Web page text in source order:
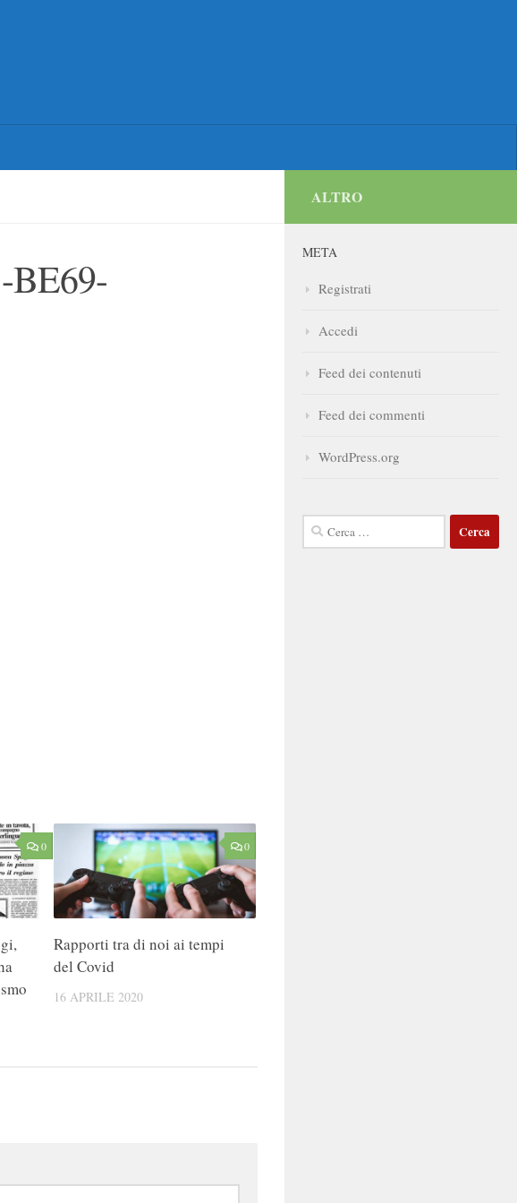
BE69-
0 0
Rapporti tra di noi ai tempi
del Covid
16 APRILE 2020
ALTRO
META
Registrati
Accedi
Feed dei contenuti
Feed dei commenti
WordPress.org
Ricerca
per: